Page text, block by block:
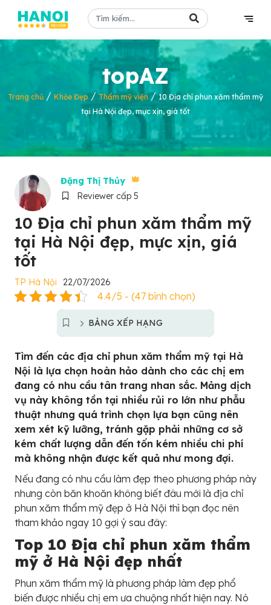
topAZ
Trang chủ / Khỏe Đẹp/Thẩm mỹ viện/10 Địa chỉ phun xăm thẩm mỹ
tại Hà Nội đẹp, mực xịn, giá tốt
Đặng Thị Thủy
Reviewer cấp 5
10 Địa chỉ phun xăm thẩm mỹ
tại Hà Nội đẹp, mực xịn, giá
tốt
TP Hà Nội 22/07/2026
4.4/5 - (47 bình chọn)
BẢNG XẾP HẠNG
Tìm đến các địa chỉ phun xăm thẩm mỹ tại Hà
Nội là lựa chọn hoàn hảo dành cho các chị em
đang có nhu cầu tân trang nhan sắc. Mảng dịch
vụ này không tồn tại nhiều rủi ro lớn như phẫu
thuật nhưng quá trình chọn lựa bạn cũng nên
xem xét kỹ lưỡng, tránh gặp phải những cơ sở
kém chất lượng dẫn đến tốn kém nhiều chi phí
mà không nhận được kết quả như mong đợi.
Nếu đang có nhu cầu làm đẹp theo phương pháp này
nhưng còn băn khoăn không biết đâu mới là địa chỉ
phun xăm thẩm mỹ đẹp ở Hà Nội thì bạn đọc nên
tham khảo ngay 10 gợi ý sau đây:
Top 10 Địa chỉ phun xăm thẩm
mỹ ở Hà Nội đẹp nhất
Phun xăm thẩm mỹ là phương pháp làm đẹp phổ
biến được nhiều chị em ưa chuộng nhất hiện nay. Nó